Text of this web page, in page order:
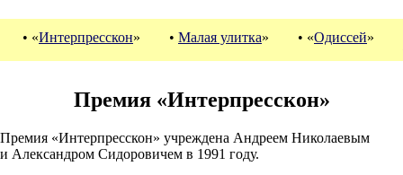
• «Интерпресскон» • Малая улитка» • «Одиссей»
Премия «Интерпресскон»
Премия «Интерпресскон» учреждена Андреем Николаевым
и Александром Сидоровичем в 1991 году.